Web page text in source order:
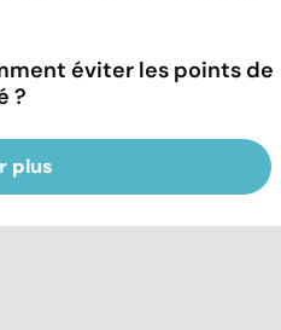
éviter les points de
?
plus